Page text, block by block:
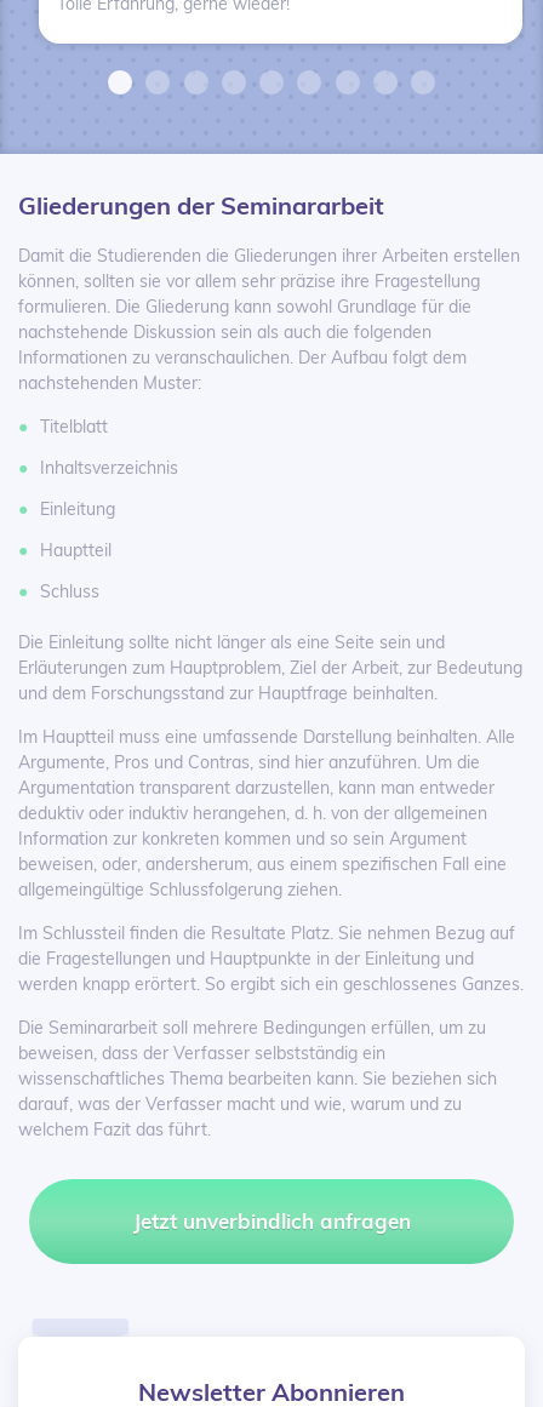
Gliederungen der Seminararbeit
Damit die Studierenden die Gliederungen ihrer Arbeiten erstellen
können, sollten sie vor allem sehr präzise ihre Fragestellung
formulieren. Die Gliederung kann sowohl Grundlage für die
nachstehende Diskussion sein als auch die folgenden
Informationen zu veranschaulichen. Der Aufbau folgt dem
nachstehenden Muster:
Titelblatt
Inhaltsverzeichnis
Einleitung
Hauptteil
Schluss
Die Einleitung sollte nicht länger als eine Seite sein und
Erläuterungen zum Hauptproblem, Ziel der Arbeit, zur Bedeutung
und dem Forschungsstand zur Hauptfrage beinhalten.
Im Hauptteil muss eine umfassende Darstellung beinhalten. Alle
Argumente, Pros und Contras, sind hier anzuführen. Um die
Argumentation transparent darzustellen, kann man entweder
deduktiv oder induktiv herangehen, d. h. von der allgemeinen
Information zur konkreten kommen und so sein Argument
beweisen, oder, andersherum, aus einem spezifischen Fall eine
allgemeingültige Schlussfolgerung ziehen.
Im Schlussteil finden die Resultate Platz. Sie nehmen Bezug auf
die Fragestellungen und Hauptpunkte in der Einleitung und
werden knapp erörtert. So ergibt sich ein geschlossenes Ganzes.
Die Seminararbeit soll mehrere Bedingungen erfüllen, um zu
beweisen, dass der Verfasser selbstständig ein
wissenschaftliches Thema bearbeiten kann. Sie beziehen sich
darauf, was der Verfasser macht und wie, warum und zu
welchem Fazit das führt.
Jetzt unverbindlich anfragen
Newsletter Abonnieren